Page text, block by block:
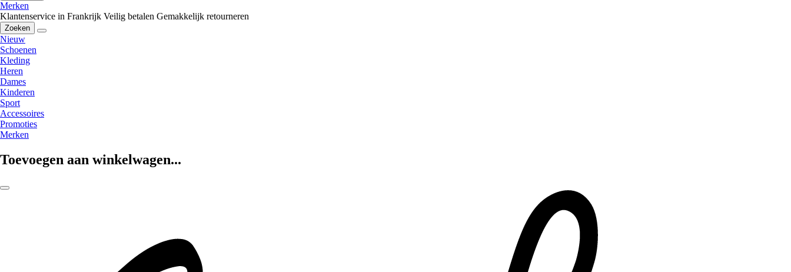
Merken
Klantenservice in Frankrijk Veilig betalen Gemakkelijk retourneren
Zoeken
Nieuw
Schoenen
Kleding
Heren
Dames
Kinderen
Sport
Accessoires
Promoties
Merken
Toevoegen aan winkelwagen...